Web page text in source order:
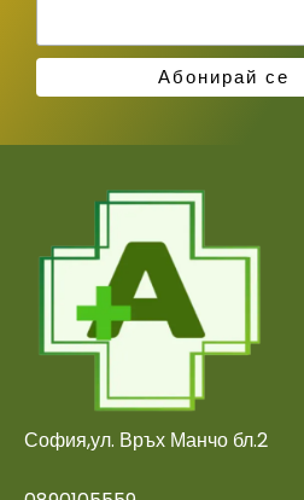
София,ул. Връх Манчо бл.2